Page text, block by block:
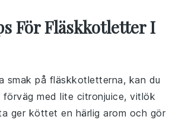
För Fläskkotletter I
smak på fläskkotletterna, kan du
förväg med lite citronjuice,vitlök
ger köttet en härlig arom och gör